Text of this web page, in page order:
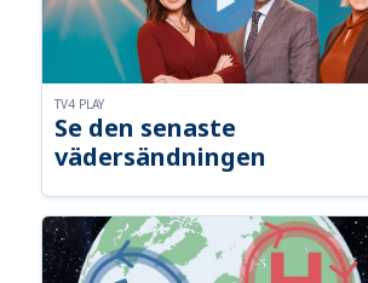
Se den senaste
vädersändningen
TV4 PLAY